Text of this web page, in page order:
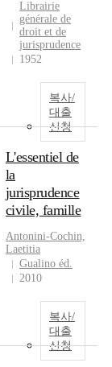
Librairie
générale de
droit et de
jurisprudence
1952
복사/
대출
신청
L'essentiel de
la
jurisprudence
civile, famille
Antonini-Cochin,
Laetitia
Gualino éd.
2010
복사/
대출
신청